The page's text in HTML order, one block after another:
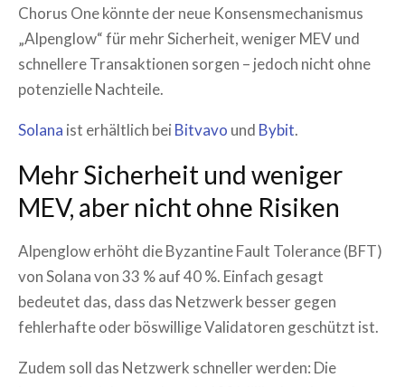
Chorus One könnte der neue Konsensmechanismus
„Alpenglow“ für mehr Sicherheit, weniger MEV und
schnellere Transaktionen sorgen – jedoch nicht ohne
potenzielle Nachteile.
Solana ist erhältlich bei Bitvavo und Bybit.
Mehr Sicherheit und weniger
MEV, aber nicht ohne Risiken
Alpenglow erhöht die Byzantine Fault Tolerance (BFT)
von Solana von 33 % auf 40 %. Einfach gesagt
bedeutet das, dass das Netzwerk besser gegen
fehlerhafte oder böswillige Validatoren geschützt ist.
Zudem soll das Netzwerk schneller werden: Die